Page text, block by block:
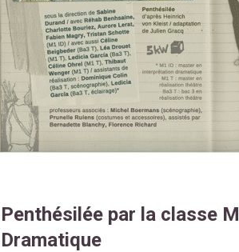
Penthésilée par la classe
Dramatique